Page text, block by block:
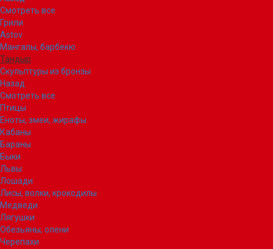
Смотреть все
Грили
Astov
Мангалы, барбекю
Тандыр
Скульптуры из бронзы
Назад
Смотреть все
Птицы
Еноты, змеи, жирафы
Кабаны
Бараны
Быки
Львы
Лошади
Лисы, волки, крокодилы
Медведи
Лягушки
Обезьяны, олени
Черепахи